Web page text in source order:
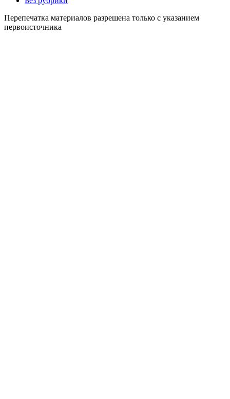
Перепечатка материалов разрешена только с указанием
первоисточника